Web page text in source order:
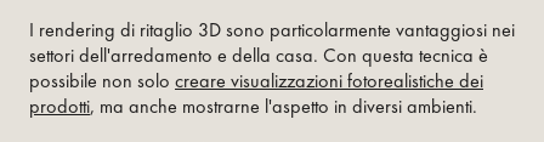
I rendering di ritaglio 3D sono particolarmente vantaggiosi nei
settori dell'arredamento e della casa. Con questa tecnica è
possibile non solo creare visualizzazioni fotorealistiche dei
prodotti, ma anche mostrarne l'aspetto in diversi ambienti.